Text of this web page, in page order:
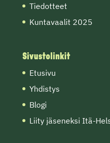
Tiedotteet
Kuntavaalit 2025
Sivustolinkit
Etusivu
Yhdistys
Blogi
Liity jäseneksi Itä-